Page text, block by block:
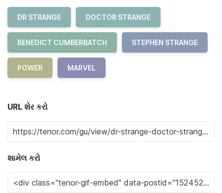
DR STRANGE DOCTOR STRANGE
BENEDICT CUMBERBATCH STEPHEN STRANGE
POWER MARVEL
URL શેર કરો
શામેલ કરો